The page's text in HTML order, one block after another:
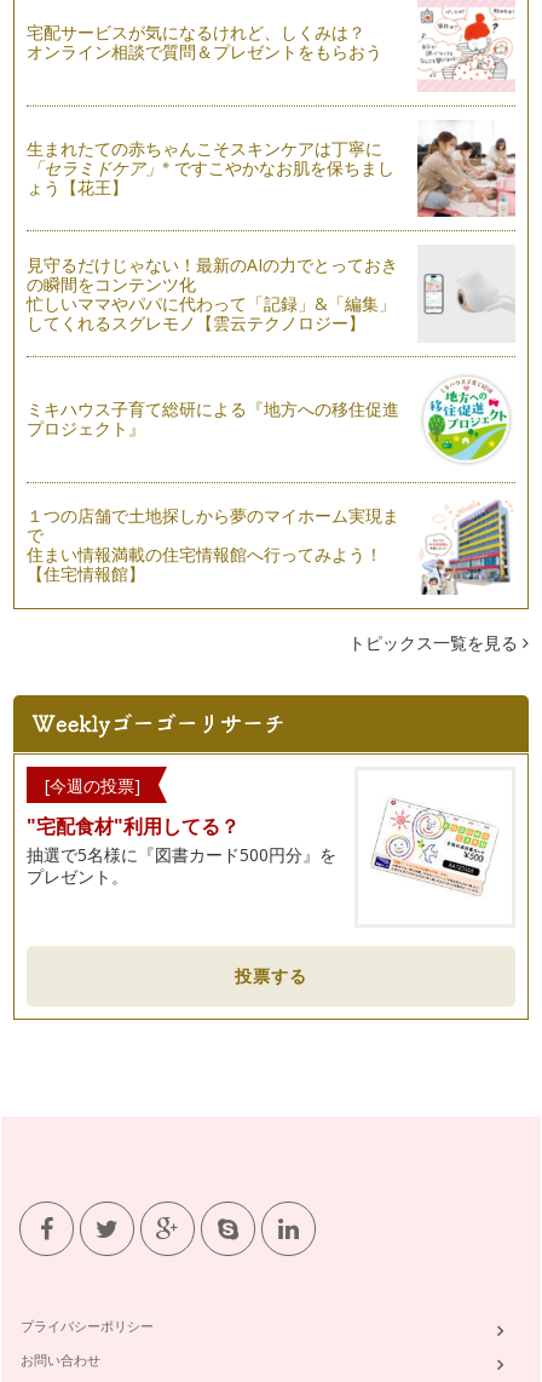
ママブランディング「自分の強み・弱み」
自分の「強み」を知りたければ、簡単な方法があります。 ま
ずは、自分が尊敬できる友人…
ママブランディングで考える「自分の合わせ鏡」
「ジェネリーノのイベントやブランディングスクールは、何
故、すぐ人が集まるのでしょうか？」と…
仕事には責任が伴い、ママにとっては、子育てと天秤にかけな
くてはいけない時があります。 …
ママブランディングで成功する人は、人を数秒で読み解く
私は仕事柄、ママで仕事も確立されている著名な方と関わるこ
ブランディングで成功するには、無駄な時間をなくす。
「自分ブランディング」で成功したい人は、まず最初に１つの
あなたはママブランドを活用しますか？②
「ママ」と一口にいっても、沢山の呼び名がありますね。例え
ば、ワーキングマザー、専業主婦、ギ…
自分ブランドとは、一言で言うと、「人から見られている自分
宅配サービスが気になるけれど、しくみは？
オンライン相談で質問＆プレゼントをもらおう
生まれたての赤ちゃんこそスキンケアは丁寧に
「セラミドケア」※ ですこやかなお肌を保ちまし
ょう【花王】
見守るだけじゃない！最新のAIの力でとっておき
の瞬間をコンテンツ化
忙しいママやパパに代わって「記録」&「編集」
してくれるスグレモノ【雲云テクノロジー】
ミキハウス子育て総研による『地方への移住促進
プロジェクト』
１つの店舗で土地探しから夢のマイホーム実現ま
で
住まい情報満載の住宅情報館へ行ってみよう！
【住宅情報館】
トピックス一覧を見る
[今週の投票]
"宅配食材"利用してる？
抽選で5名様に『図書カード500円分』を
プレゼント。
投票する
プライバシーポリシー
お問い合わせ